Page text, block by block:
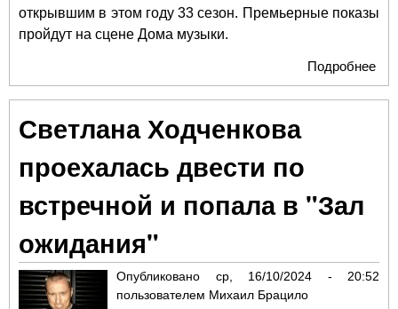
открывшим в этом году 33 сезон. Премьерные показы
пройдут на сцене Дома музыки.
Подробнее
Светлана Ходченкова
проехалась двести по
встречной и попала в "Зал
ожидания"
Опубликовано ср, 16/10/2024 - 20:52
пользователем Михаил Брацило